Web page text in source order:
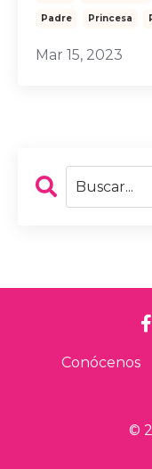
Padre Princesa
Mar 15, 2023
Conócenos
©